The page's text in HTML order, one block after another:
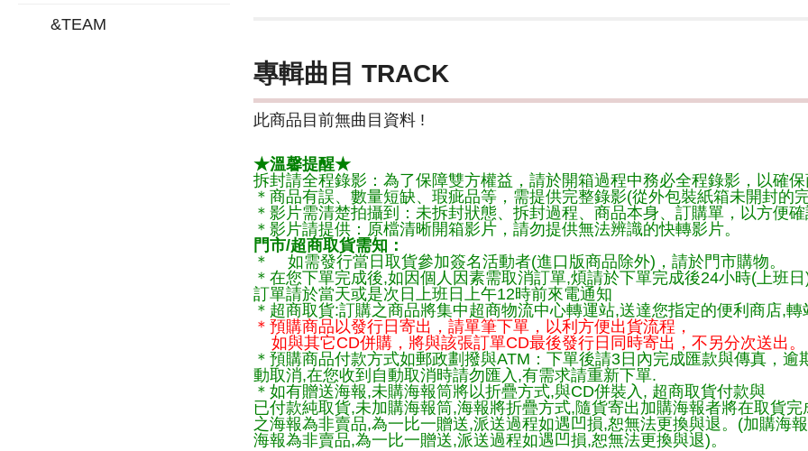
&TEAM
專輯曲目 TRACK
此商品目前無曲目資料 !
★溫馨提醒★
拆封請全程錄影：為了保障雙方權益，請於開箱過程中務必全程錄影，以確保
＊商品有誤、數量短缺、瑕疵品等，需提供完整錄影(從外包裝紙箱未開封的
＊影片需清楚拍攝到：未拆封狀態、拆封過程、商品本身、訂購單，以方便確
＊影片請提供：原檔清晰開箱影片，請勿提供無法辨識的快轉影片。
門市/超商取貨需知：
＊ 如需發行當日取貨參加簽名活動者(進口版商品除外)，請於門市購物。
＊在您下單完成後,如因個人因素需取消訂單,煩請於下單完成後24小時(上班
訂單請於當天或是次日上班日上午12時前來電通知
＊超商取貨:訂購之商品將集中超商物流中心轉運站,送達您指定的便利商店,
＊預購商品以發行日寄出，請單筆下單，以利方便出貨流程，
如與其它CD併購，將與該張訂單CD最後發行日同時寄出，不另分次送出。
＊預購商品付款方式如郵政劃撥與ATM：下單後請3日內完成匯款與傳真，
動取消,在您收到自動取消時請勿匯入,有需求請重新下單.
＊如有贈送海報,未購海報筒將以折疊方式,與CD併裝入, 超商取貨付款與
已付款純取貨,未加購海報筒,海報將折疊方式,隨貨寄出加購海報者將在取貨
之海報為非賣品,為一比一贈送,派送過程如遇凹損,恕無法更換與退。(加購海
海報為非賣品,為一比一贈送,派送過程如遇凹損,恕無法更換與退)。